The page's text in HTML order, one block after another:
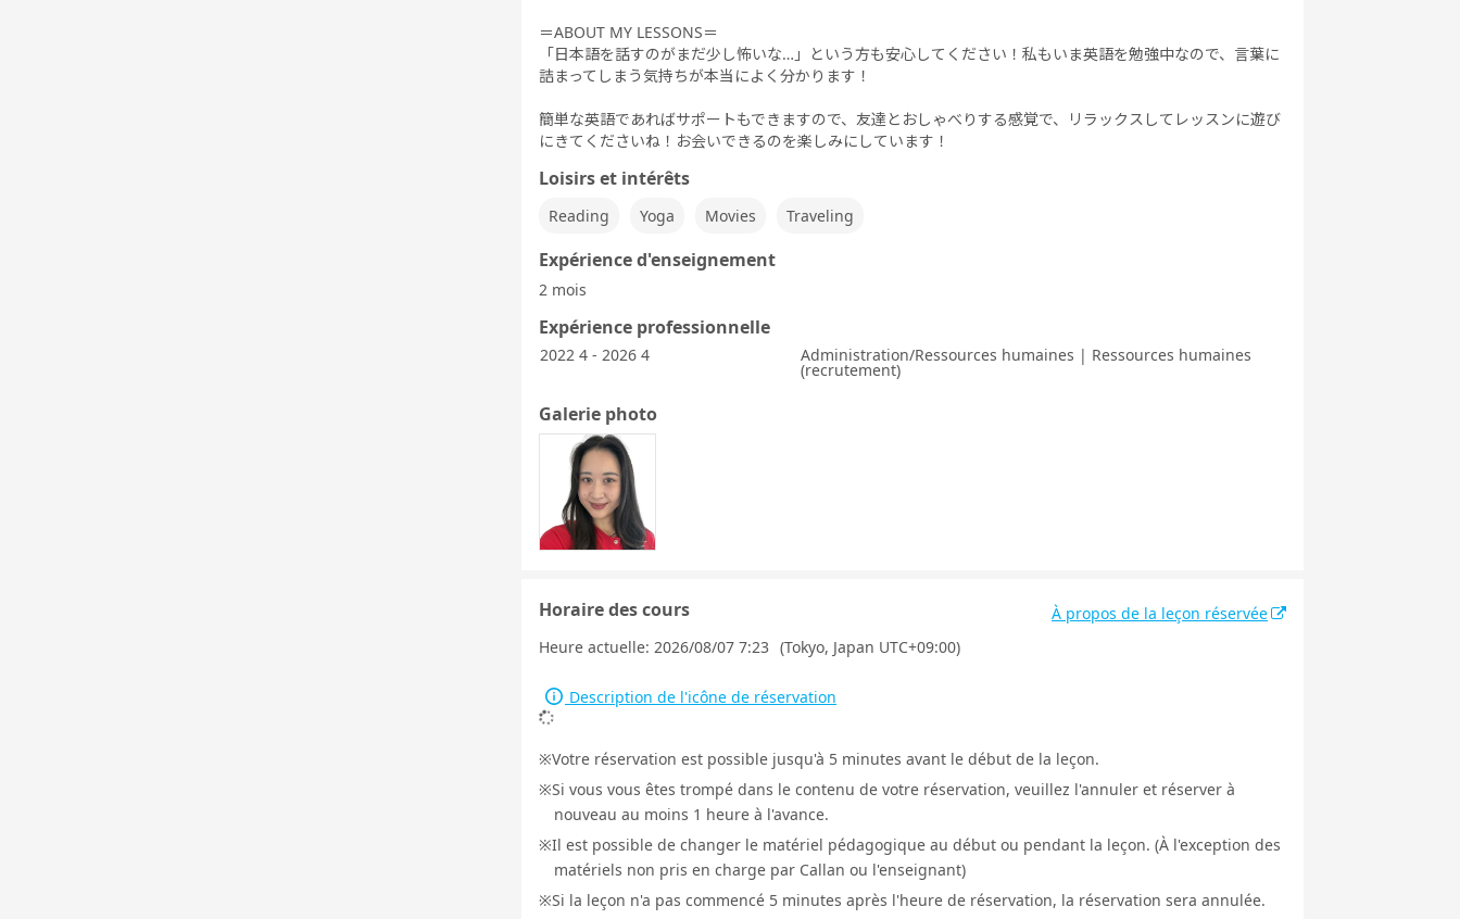
＝ABOUT MY LESSONS＝
「日本語を話すのがまだ少し怖いな…」という方も安心してください！私もいま英語を勉強中なので、言葉に
詰まってしまう気持ちが本当によく分かります！
簡単な英語であればサポートもできますので、友達とおしゃべりする感覚で、リラックスしてレッスンに遊び
にきてくださいね！お会いできるのを楽しみにしています！
Loisirs et intérêts
Reading Yoga Movies Traveling
Expérience d'enseignement
2 mois
Expérience professionnelle
2022 4 - 2026 4 Administration/Ressources humaines | Ressources humaines
(recrutement)
Galerie photo
Horaire des cours
À propos de la leçon réservée
Heure actuelle: 2026/08/07 7:23 (Tokyo, Japan UTC+09:00)
Description de l'icône de réservation
Votre réservation est possible jusqu'à 5 minutes avant le début de la leçon.
Si vous vous êtes trompé dans le contenu de votre réservation, veuillez l'annuler et réserver à
nouveau au moins 1 heure à l'avance.
Il est possible de changer le matériel pédagogique au début ou pendant la leçon. (À l'exception des
matériels non pris en charge par Callan ou l'enseignant)
Si la leçon n'a pas commencé 5 minutes après l'heure de réservation, la réservation sera annulée.